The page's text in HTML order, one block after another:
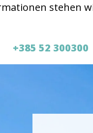
stehen
+385 52 300300